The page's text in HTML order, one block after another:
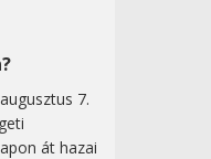
7.
át hazai